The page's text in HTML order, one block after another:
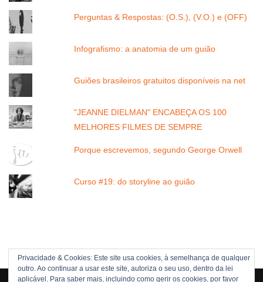
Perguntas & Respostas: (O.S.), (V.O.) e (OFF)
Infografismo: a anatomia de um guião
Guiões brasileiros gratuitos disponíveis na net
"JEANNE DIELMAN" ENCABEÇA OS 100
MELHORES FILMES DE SEMPRE
Porque escrevemos, segundo George Orwell
Curso #19: do storyline ao guião
Privacidade & Cookies: Este site usa cookies, à semelhança de qualquer
outro. Ao continuar a usar este site, autoriza o seu uso, dentro da lei
aplicável. Para saber mais, incluindo como gerir os cookies, por favor
Direitos Reservados © 2005 -[current_year] JOÃO NUNES